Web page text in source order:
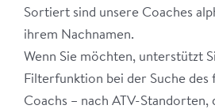
Sortiert sind unsere Coaches
ihrem Nachnamen.
Wenn Sie möchten, unterstützt
Filterfunktion bei der Suche des
Coachs – nach ATV-